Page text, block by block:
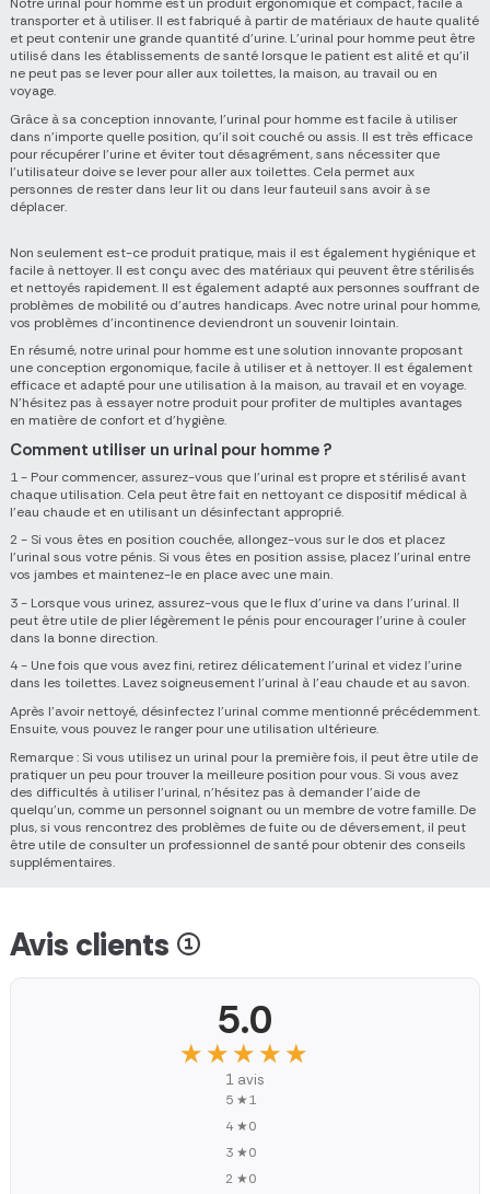
Notre urinal pour homme est un produit ergonomique et compact, facile à
transporter et à utiliser. Il est fabriqué à partir de matériaux de haute qualité
et peut contenir une grande quantité d'urine. L'urinal pour homme peut être
utilisé dans les établissements de santé lorsque le patient est alité et qu'il
ne peut pas se lever pour aller aux toilettes, la maison, au travail ou en
voyage.
Grâce à sa conception innovante, l'urinal pour homme est facile à utiliser
dans n'importe quelle position, qu'il soit couché ou assis. Il est très efficace
pour récupérer l'urine et éviter tout désagrément, sans nécessiter que
l'utilisateur doive se lever pour aller aux toilettes. Cela permet aux
personnes de rester dans leur lit ou dans leur fauteuil sans avoir à se
déplacer.
Non seulement est-ce produit pratique, mais il est également hygiénique et
facile à nettoyer. Il est conçu avec des matériaux qui peuvent être stérilisés
et nettoyés rapidement. Il est également adapté aux personnes souffrant de
problèmes de mobilité ou d'autres handicaps. Avec notre urinal pour homme,
vos problèmes d'incontinence deviendront un souvenir lointain.
En résumé, notre urinal pour homme est une solution innovante proposant
une conception ergonomique, facile à utiliser et à nettoyer. Il est également
efficace et adapté pour une utilisation à la maison, au travail et en voyage.
N'hésitez pas à essayer notre produit pour profiter de multiples avantages
en matière de confort et d'hygiène.
Comment utiliser un urinal pour homme ?
1 - Pour commencer, assurez-vous que l'urinal est propre et stérilisé avant
chaque utilisation. Cela peut être fait en nettoyant ce dispositif médical à
l'eau chaude et en utilisant un désinfectant approprié.
2 - Si vous êtes en position couchée, allongez-vous sur le dos et placez
l'urinal sous votre pénis. Si vous êtes en position assise, placez l'urinal entre
vos jambes et maintenez-le en place avec une main.
3 - Lorsque vous urinez, assurez-vous que le flux d'urine va dans l'urinal. Il
peut être utile de plier légèrement le pénis pour encourager l'urine à couler
dans la bonne direction.
4 - Une fois que vous avez fini, retirez délicatement l'urinal et videz l'urine
dans les toilettes. Lavez soigneusement l'urinal à l'eau chaude et au savon.
Après l'avoir nettoyé, désinfectez l'urinal comme mentionné précédemment.
Ensuite, vous pouvez le ranger pour une utilisation ultérieure.
Remarque : Si vous utilisez un urinal pour la première fois, il peut être utile de
pratiquer un peu pour trouver la meilleure position pour vous. Si vous avez
des difficultés à utiliser l'urinal, n'hésitez pas à demander l'aide de
quelqu'un, comme un personnel soignant ou un membre de votre famille. De
plus, si vous rencontrez des problèmes de fuite ou de déversement, il peut
être utile de consulter un professionnel de santé pour obtenir des conseils
supplémentaires.
Avis clients (1)
5.0
★★★★★
★★★★★
1 avis
5 ★1
4 ★0
3 ★0
2 ★0